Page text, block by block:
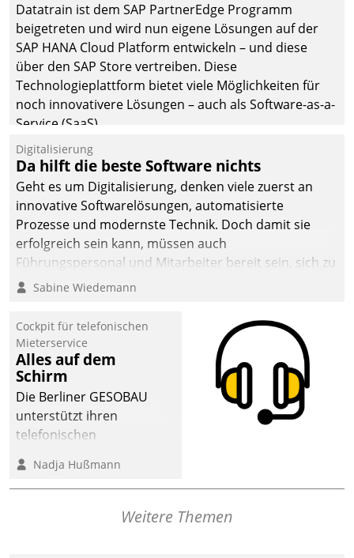
Datatrain ist dem SAP PartnerEdge Programm
beigetreten und wird nun eigene Lösungen auf der
SAP HANA Cloud Platform entwickeln – und diese
über den SAP Store vertreiben. Diese
Technologieplattform bietet viele Möglichkeiten für
noch innovativere Lösungen – auch als Software-as-a-
Service (SaaS).
Digitalisierung
Da hilft die beste Software nichts
Geht es um Digitalisierung, denken viele zuerst an
innovative Softwarelösungen, automatisierte
Prozesse und modernste Technik. Doch damit sie
erfolgreich sein kann, müssen auch
Führungspersonal und Mitarbeiter bereit sein, sich zu
verändern und anzupassen, sonst werden sie an ihr
Sabine Wiedemann
Cockpit für telefonischen
Mieterservice
Alles auf dem
Schirm
Die Berliner GESOBAU
unterstützt ihren
telefonischen
digitalen Cockpit, das
situationsbezogen
passende Fragen und
Nadja Hußmann
Weitere Themen